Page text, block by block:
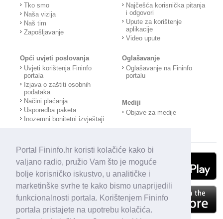
Portal Fininfo.hr koristi kolačiće kako bi
valjano radio, pružio Vam što je moguće
bolje korisničko iskustvo, u analitičke i
marketinške svrhe te kako bismo unaprijedili
funkcionalnosti portala. Korištenjem Fininfo
portala pristajete na upotrebu kolačića.
Tko smo
Naša vizija
Naš tim
Zapošljavanje
Najčešća korisnička pitanja
i odgovori
Upute za korištenje
aplikacije
Video upute
Opći uvjeti poslovanja
Uvjeti korištenja Fininfo
portala
Izjava o zaštiti osobnih
podataka
Načini plaćanja
Usporedba paketa
Inozemni bonitetni izvještaji
Oglašavanje
Oglašavanje na Fininfo
portalu
Mediji
Objave za medije